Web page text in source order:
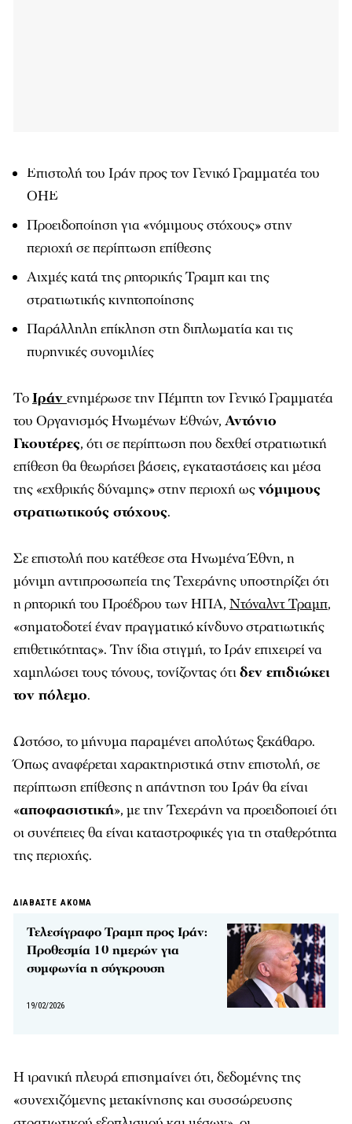
Επιστολή του Ιράν προς τον Γενικό Γραμματέα του
ΟΗΕ
Προειδοποίηση για «νόμιμους στόχους» στην
περιοχή σε περίπτωση επίθεσης
Αιχμές κατά της ρητορικής Τραμπ και της
στρατιωτικής κινητοποίησης
Παράλληλη επίκληση στη διπλωματία και τις
πυρηνικές συνομιλίες
Το Ιράν ενημέρωσε την Πέμπτη τον Γενικό Γραμματέα
του Οργανισμός Ηνωμένων Εθνών, Αντόνιο
Γκουτέρες, ότι σε περίπτωση που δεχθεί στρατιωτική
επίθεση θα θεωρήσει βάσεις, εγκαταστάσεις και μέσα
της «εχθρικής δύναμης» στην περιοχή ωςνόμιμους
στρατιωτικούς στόχους.
Σε επιστολή που κατέθεσε στα Ηνωμένα Έθνη, η
μόνιμη αντιπροσωπεία της Τεχεράνης υποστηρίζει ότι
η ρητορική του Προέδρου των ΗΠΑ, Ντόναλντ Τραμπ,
«σηματοδοτεί έναν πραγματικό κίνδυνο στρατιωτικής
επιθετικότητας». Την ίδια στιγμή, το Ιράν επιχειρεί να
χαμηλώσει τους τόνους, τονίζοντας ότιδεν επιδιώκει
τον πόλεμο.
Ωστόσο, το μήνυμα παραμένει απολύτως ξεκάθαρο.
Όπως αναφέρεται χαρακτηριστικά στην επιστολή, σε
περίπτωση επίθεσης η απάντηση του Ιράν θα είναι
«αποφασιστική», με την Τεχεράνη να προειδοποιεί ότι
οι συνέπειες θα είναι καταστροφικές για τη σταθερότητα
της περιοχής.
ΔΙΑΒΑΣΤΕ ΑΚΟΜΑ
Τελεσίγραφο Τραμπ προς Ιράν:
Προθεσμία 10 ημερών για
συμφωνία η σύγκρουση
19/02/2026
Η ιρανική πλευρά επισημαίνει ότι, δεδομένης της
«συνεχιζόμενης μετακίνησης και συσσώρευσης